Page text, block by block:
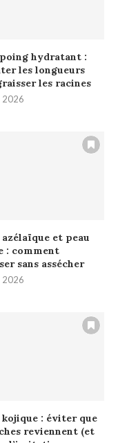
hydratant :
les longueurs
les racines
2026
et peau
: comment
sans assécher
2026
kojique : éviter que
reviennent (et